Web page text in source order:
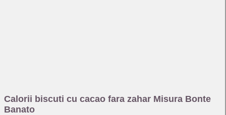
Calorii biscuti cu cacao fara zahar Misura Bonte
Banato